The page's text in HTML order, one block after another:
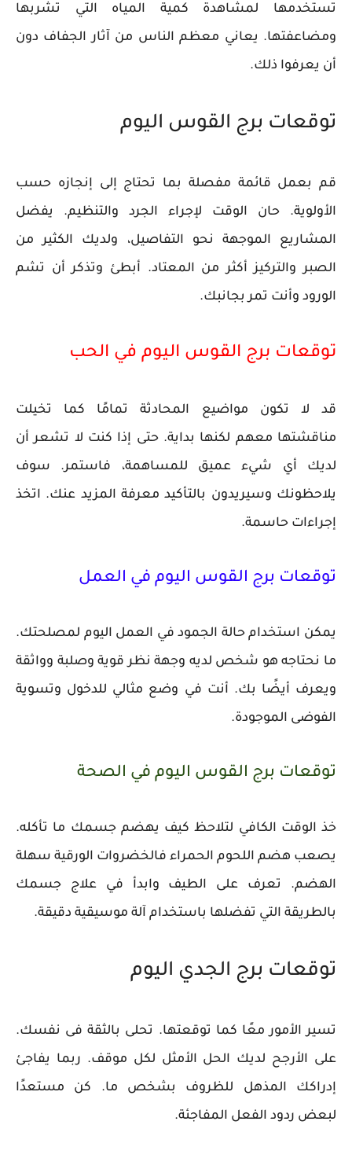
تستخدمها لمشاهدة كمية المياه التي تشربها
ومضاعفتها. يعاني معظم الناس من آثار الجفاف دون
أن يعرفوا ذلك.
توقعات برج القوس اليوم
قم بعمل قائمة مفصلة بما تحتاج إلى إنجازه حسب
الأولوية. حان الوقت لإجراء الجرد والتنظيم. يفضل
المشاريع الموجهة نحو التفاصيل، ولديك الكثير من
الصبر والتركيز أكثر من المعتاد. أبطئ وتذكر أن تشم
الورود وأنت تمر بجانبك.
توقعات برج القوس اليوم في الحب
قد لا تكون مواضيع المحادثة تمامًا كما تخيلت
مناقشتها معهم لكنها بداية. حتى إذا كنت لا تشعر أن
لديك أي شيء عميق للمساهمة، فاستمر. سوف
يلاحظونك وسيريدون بالتأكيد معرفة المزيد عنك. اتخذ
إجراءات حاسمة.
توقعات برج القوس اليوم في العمل
يمكن استخدام حالة الجمود في العمل اليوم لمصلحتك.
ما نحتاجه هو شخص لديه وجهة نظر قوية وصلبة وواثقة
ويعرف أيضًا بك. أنت في وضع مثالي للدخول وتسوية
الفوضى الموجودة.
توقعات برج القوس اليوم في الصحة
خذ الوقت الكافي لتلاحظ كيف يهضم جسمك ما تأكله.
يصعب هضم اللحوم الحمراء فالخضروات الورقية سهلة
الهضم. تعرف على الطيف وابدأ في علاج جسمك
بالطريقة التي تفضلها باستخدام آلة موسيقية دقيقة.
توقعات برج الجدي اليوم
تسير الأمور معًا كما توقعتها. تحلى بالثقة فى نفسك.
على الأرجح لديك الحل الأمثل لكل موقف. ربما يفاجئ
إدراكك المذهل للظروف بشخص ما. كن مستعدًا
لبعض ردود الفعل المفاجئة.